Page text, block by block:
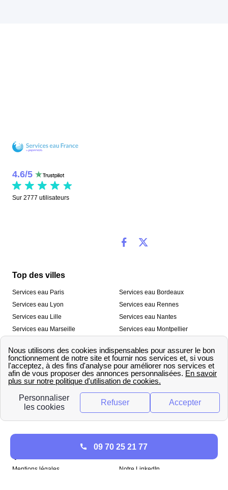
4.6/5
Sur 2777 utilisateurs
Top des villes
Services eau Paris
Services eau Lyon
Services eau Lille
Services eau Marseille
Services eau Toulon
Services eau Bordeaux
Services eau Rennes
Services eau Nantes
Services eau Montpellier
Services eau Strasbourg
Nos outils
🛁 Simulateur consommation eau
💧 Comparer les fournisseurs
d’eau
Qui sommes-nous ?
Mentions légales
Notre LinkedIn
09 70 25 21 77